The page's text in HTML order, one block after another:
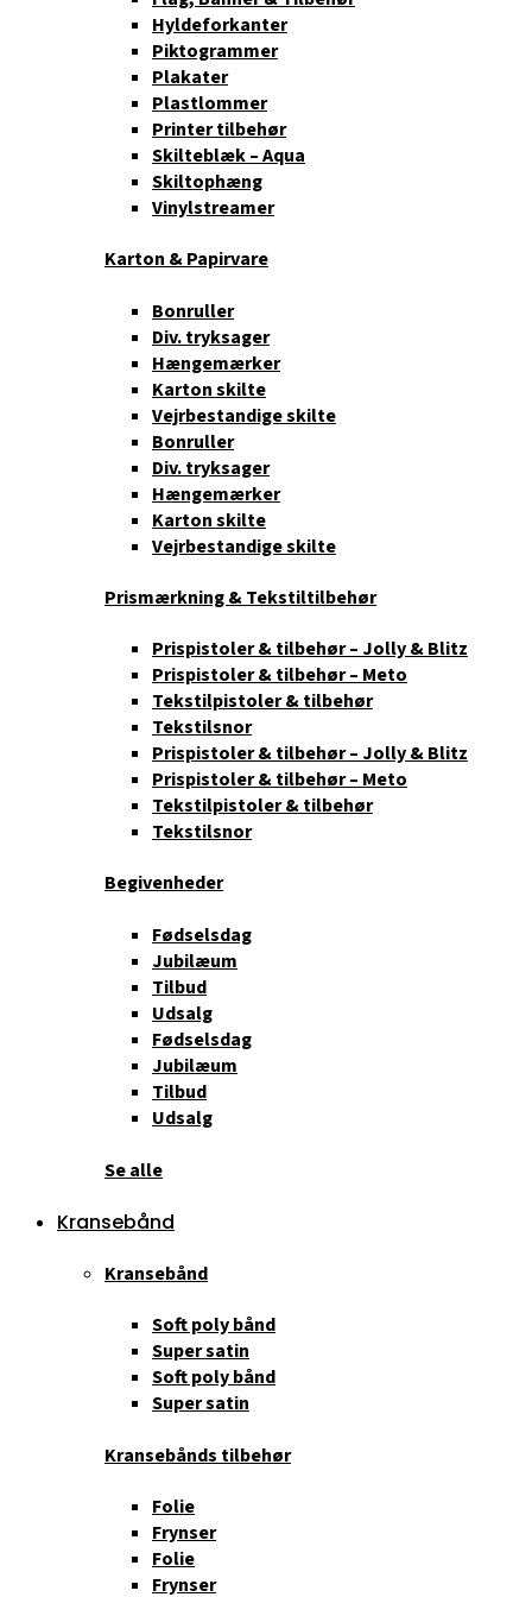
Hyldeforkanter
Piktogrammer
Plakater
Plastlommer
Printer tilbehør
Skilteblæk – Aqua
Skiltophæng
Vinylstreamer
Karton & Papirvare
Bonruller
Div. tryksager
Hængemærker
Karton skilte
Vejrbestandige skilte
Bonruller
Div. tryksager
Hængemærker
Karton skilte
Vejrbestandige skilte
Prismærkning & Tekstiltilbehør
Prispistoler & tilbehør – Jolly & Blitz
Prispistoler & tilbehør – Meto
Tekstilpistoler & tilbehør
Tekstilsnor
Prispistoler & tilbehør – Jolly & Blitz
Prispistoler & tilbehør – Meto
Tekstilpistoler & tilbehør
Tekstilsnor
Begivenheder
Fødselsdag
Jubilæum
Tilbud
Udsalg
Fødselsdag
Jubilæum
Tilbud
Udsalg
Se alle
Kransebånd
Kransebånd
Soft poly bånd
Super satin
Soft poly bånd
Super satin
Kransebånds tilbehør
Folie
Frynser
Folie
Frynser